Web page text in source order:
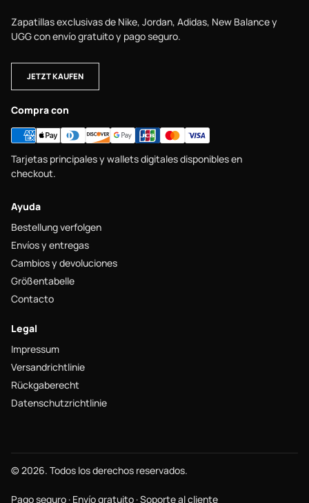
Zapatillas exclusivas de Nike, Jordan, Adidas, New Balance y
UGG con envío gratuito y pago seguro.
JETZT KAUFEN
Compra con
Tarjetas principales y wallets digitales disponibles en
checkout.
Ayuda
Bestellung verfolgen
Envíos y entregas
Cambios y devoluciones
Größentabelle
Contacto
Legal
Impressum
Versandrichtlinie
Rückgaberecht
Datenschutzrichtlinie
© 2026. Todos los derechos reservados.
Pago seguro · Envío gratuito · Soporte al cliente